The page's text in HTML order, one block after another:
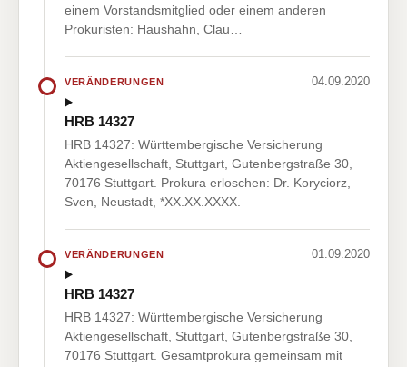
einem Vorstandsmitglied oder einem anderen
Prokuristen: Haushahn, Clau…
VERÄNDERUNGEN 04.09.2020
HRB 14327
HRB 14327: Württembergische Versicherung
Aktiengesellschaft, Stuttgart, Gutenbergstraße 30,
70176 Stuttgart. Prokura erloschen: Dr. Koryciorz,
Sven, Neustadt, *XX.XX.XXXX.
VERÄNDERUNGEN 01.09.2020
HRB 14327
HRB 14327: Württembergische Versicherung
Aktiengesellschaft, Stuttgart, Gutenbergstraße 30,
70176 Stuttgart. Gesamtprokura gemeinsam mit